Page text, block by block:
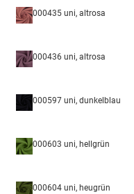
000435 uni, altrosa
000436 uni, altrosa
000597 uni, dunkelblau
000603 uni, hellgrün
000604 uni, heugrün